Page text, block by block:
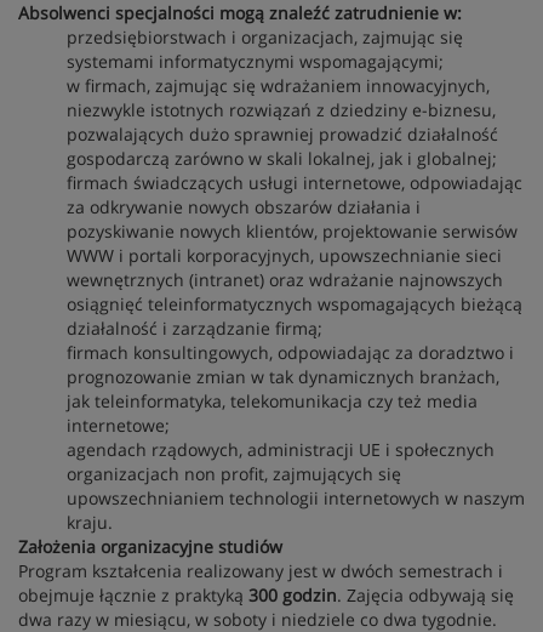
Absolwenci specjalności mogą znaleźć zatrudnienie w:
przedsiębiorstwach i organizacjach, zajmując się
systemami informatycznymi wspomagającymi;
w firmach, zajmując się wdrażaniem innowacyjnych,
niezwykle istotnych rozwiązań z dziedziny e-biznesu,
pozwalających dużo sprawniej prowadzić działalność
gospodarczą zarówno w skali lokalnej, jak i globalnej;
firmach świadczących usługi internetowe, odpowiadając
za odkrywanie nowych obszarów działania i
pozyskiwanie nowych klientów, projektowanie serwisów
WWW i portali korporacyjnych, upowszechnianie sieci
wewnętrznych (intranet) oraz wdrażanie najnowszych
osiągnięć teleinformatycznych wspomagających bieżącą
działalność i zarządzanie firmą;
firmach konsultingowych, odpowiadając za doradztwo i
prognozowanie zmian w tak dynamicznych branżach,
jak teleinformatyka, telekomunikacja czy też media
internetowe;
agendach rządowych, administracji UE i społecznych
organizacjach non profit, zajmujących się
upowszechnianiem technologii internetowych w naszym
kraju.
Założenia organizacyjne studiów
Program kształcenia realizowany jest w dwóch semestrach i
obejmuje łącznie z praktyką 300 godzin. Zajęcia odbywają się
dwa razy w miesiącu, w soboty i niedziele co dwa tygodnie.